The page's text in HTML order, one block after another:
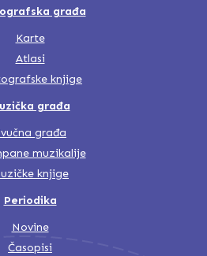
građa
Karte
Atlasi
knjige
građa
građa
muzikalije
knjige
Periodika
Novine
Časopisi